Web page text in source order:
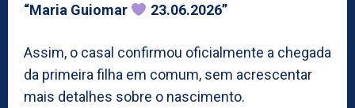
“Maria Guiomar 23.06.2026”
Assim, o casal confirmou oficialmente a chegada
da primeira filha em comum, sem acrescentar
mais detalhes sobre o nascimento.